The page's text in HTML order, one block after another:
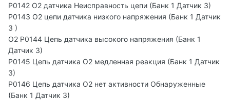
P0142 O2 датчика Неисправность цепи (Банк 1 Датчик 3)
P0143 O2 цепи датчика низкого напряжения (Банк 1 Датчик
3 )
O2 P0144 Цепь датчика высокого напряжения (Банк 1
Датчик 3)
P0145 Цепь датчика O2 медленная реакция (Банк 1 Датчик
3)
P0146 Цепь датчика O2 нет активности Обнаруженные
(Банк 1 Датчик 3)